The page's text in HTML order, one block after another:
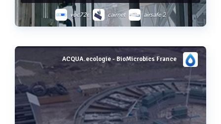
voc72e cairnet airsafe 2
Voir plus
ACQUA.ecologie - BioMicrobics France